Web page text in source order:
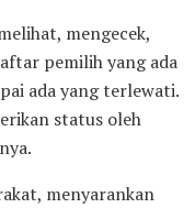
mengecek,
pemilih yang ada
ada yang terlewati.
status oleh
menyarankan